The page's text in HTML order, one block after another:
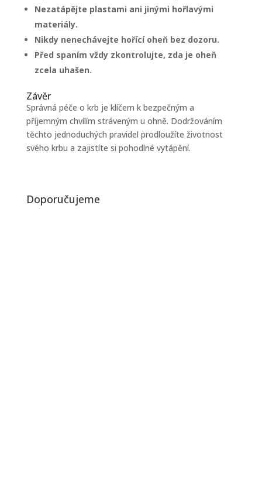
Nezatápějte plastami ani jinými hořlavými
materiály.
Nikdy nenechávejte hořící oheň bez dozoru.
Před spaním vždy zkontrolujte, zda je oheň
zcela uhašen.
Závěr
Správná péče o krb je klíčem k bezpečným a
příjemným chvílím stráveným u ohně. Dodržováním
těchto jednoduchých pravidel prodloužíte životnost
svého krbu a zajistíte si pohodlné vytápění.
Doporučujeme